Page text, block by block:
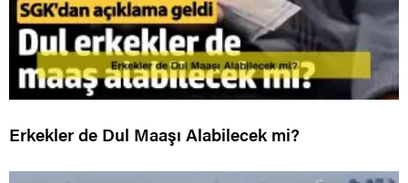
Erkekler de Dul Maaşı Alabilecek mi?